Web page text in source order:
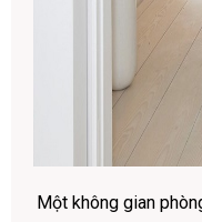
Một không gian